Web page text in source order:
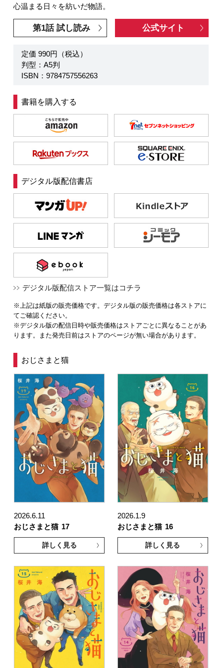
心温まる日々を紡いだ物語。
第1話 試し読み 公式サイト
定価 990円（税込）
判型：A5判
ISBN：9784757556263
書籍を購入する
デジタル版配信書店
デジタル版配信ストア一覧はコチラ
※上記は紙版の販売価格です。デジタル版の販売価格は各ストアに
てご確認ください。
※デジタル版の配信日時や販売価格はストアごとに異なることがあ
ります。また発売日前はストアのページが無い場合があります。
おじさまと猫
2026.6.11
おじさまと猫 17
詳しく見る
2026.1.9
おじさまと猫 16
詳しく見る